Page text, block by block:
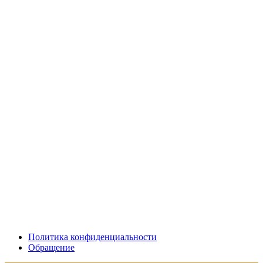
Политика конфиденциальности
Обращение